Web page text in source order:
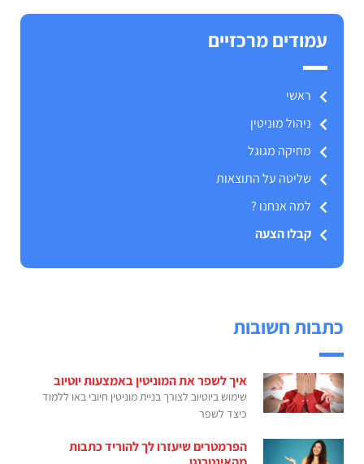
עמודים מרכזיים
ראשי
ניהול מוניטין
מחיקה מגוגל
שליטה על התוצאות
למה אנחנו ?
קבלו הצעה
כתבות חשובות
איך לשפר את המוניטין באמצעות יוטיוב
שימוש ביוטיוב לצורך בניית מוניטין חיובי באו ללמוד
כיצד לשפר
הפרמטרים שיעזרו לך להוריד כתבות